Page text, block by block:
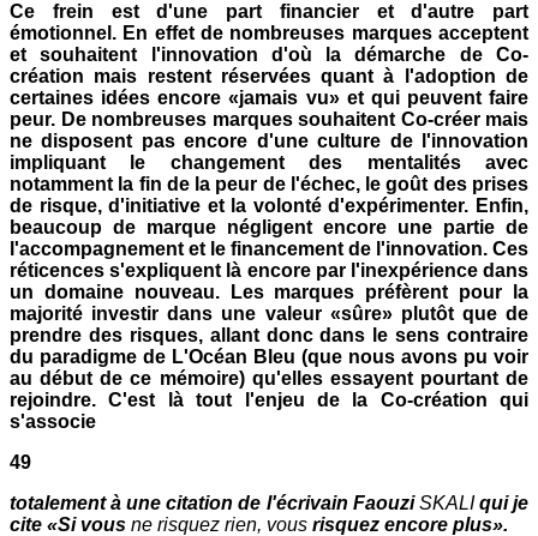
Ce frein est d'une part financier et d'autre part
émotionnel. En effet de nombreuses marques acceptent
et souhaitent l'innovation d'où la démarche de Co-
création mais restent réservées quant à l'adoption de
certaines idées encore «jamais vu» et qui peuvent faire
peur. De nombreuses marques souhaitent Co-créer mais
ne disposent pas encore d'une culture de l'innovation
impliquant le changement des mentalités avec
notamment la fin de la peur de l'échec, le goût des prises
de risque, d'initiative et la volonté d'expérimenter. Enfin,
beaucoup de marque négligent encore une partie de
l'accompagnement et le financement de l'innovation. Ces
réticences s'expliquent là encore par l'inexpérience dans
un domaine nouveau. Les marques préfèrent pour la
majorité investir dans une valeur «sûre» plutôt que de
prendre des risques, allant donc dans le sens contraire
du paradigme de L'Océan Bleu (que nous avons pu voir
au début de ce mémoire) qu'elles essayent pourtant de
rejoindre. C'est là tout l'enjeu de la Co-création qui
s'associe
49
totalement à une citation de l'écrivain FaouziSKALIqui je
cite «Si vous ne risquez rien, vous risquez encore plus».